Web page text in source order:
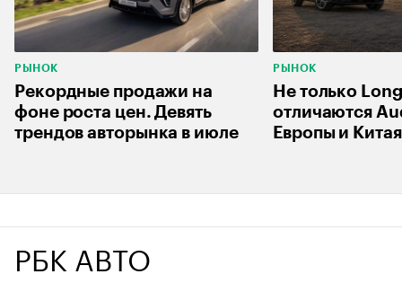
РЫНОК
Рекордные продажи на
фоне роста цен. Девять
трендов авторынка в июле
РЫНОК
Не только
отличаются
Европы и Китая
РБК АВТО